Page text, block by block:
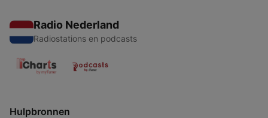
Radio Nederland
Radiostations en podcasts
Hulpbronnen